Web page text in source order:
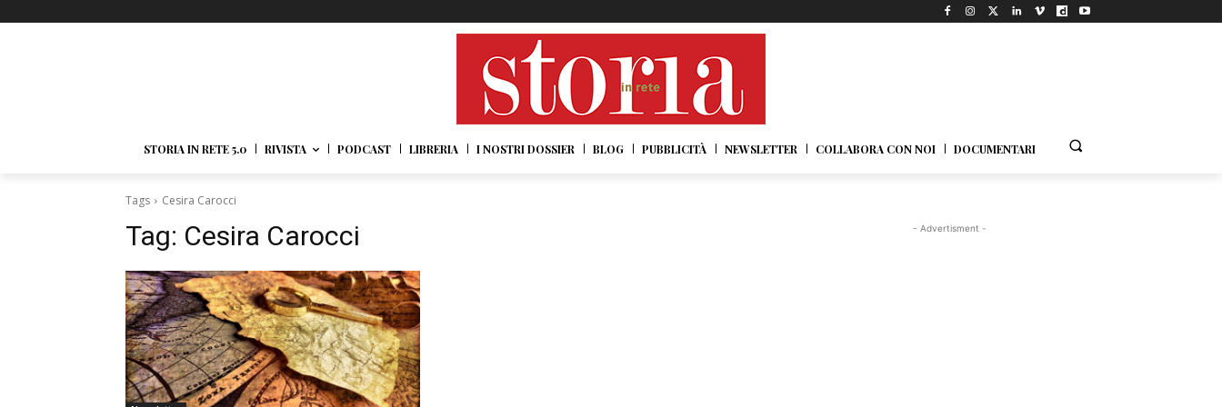
STORIA IN RETE 5.0 RIVISTA PODCAST LIBRERIA I NOSTRI DOSSIER BLOG PUBBLICITÀ NEWSLETTER COLLABORA CON NOI DOCUMENTARI
Tags Cesira Carocci
Tag: Cesira Carocci - Advertisment -